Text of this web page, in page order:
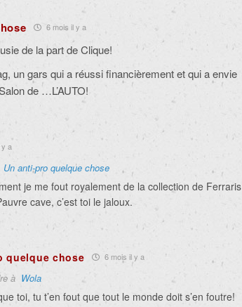
6 mois il y a
de la part de Clique!
un gars qui a réussi financièrement et qui a envie
de …L’AUTO!
a
Un anti-pro quelque chose
je me fout royalement de la collection de Ferraris
cave, c’est toi le jaloux.
quelque chose 6 mois il y a
à Wola
toi, tu t’en fout que tout le monde doit s’en foutre!